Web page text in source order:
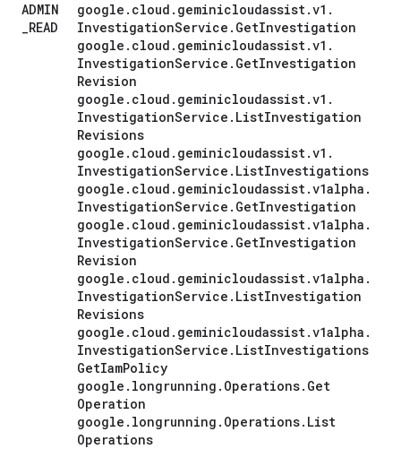
ADMIN
_READ
google . cloud . geminicloudassist.v1 .
InvestigationService . GetInvestigation
google . cloud . geminicloudassist.v1 .
InvestigationService . GetInvestigation
Revision
google . cloud . geminicloudassist.v1 .
InvestigationService . ListInvestigation
Revisions
google . cloud . geminicloudassist.v1 .
InvestigationService . ListInvestigations
google . cloud . geminicloudassist.v1alpha .
InvestigationService . GetInvestigation
google . cloud . geminicloudassist.v1alpha .
InvestigationService . GetInvestigation
Revision
google . cloud . geminicloudassist.v1alpha .
InvestigationService . ListInvestigation
Revisions
google . cloud . geminicloudassist.v1alpha .
InvestigationService . ListInvestigations
GetIamPolicy
google . longrunning . Operations. Get
Operation
google . longrunning . Operations. List
Operations